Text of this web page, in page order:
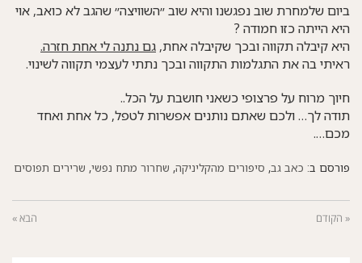
ביום שלמחרת שוב נפגשנו והיא שוב ״השוויצה״ שהגב לא כואב, אוי
היא הייתה כזו חמודה ?
היא קיבלה תקווה ובכך שקיבלה אחת, גם נתנה לי אחת חזרה.
ראיתי בה את התגלמות התקווה ובכך נתתי לעצמי תקווה לשינוי.
חיוך מרוח על פרצופי כשאני חושבת על הכל..
תודה לך… ולכם שאתם נותנים אפשרות לטפל, כל אחת ואחד
מכם….
פורסם ב: כאב גב, סיפורים מהקליניקה, שחרור מתח נפשי, שרירים תפוסים
« הקודם הבא »